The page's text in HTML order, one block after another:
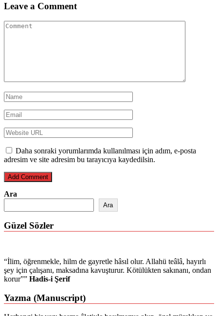
Leave a Comment
Daha sonraki yorumlarımda kullanılması için adım, e-posta
adresim ve site adresim bu tarayıcıya kaydedilsin.
Ara
Ara
Güzel Sözler
“İlim, öğrenmekle, hilm de gayretle hâsıl olur. Allahü teâlâ, hayırlı
şey için çalışanı, maksadına kavuşturur. Kötülükten sakınanı, ondan
korur”” Hadis-i Şerif
Yazma (Manuscript)